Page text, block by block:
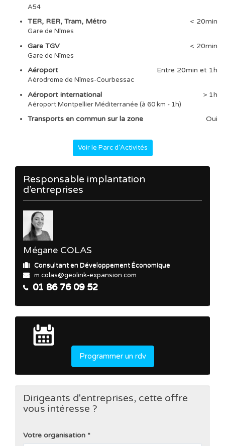
A54
TER, RER, Tram, Métro < 20min
Gare de Nîmes
Gare TGV < 20min
Gare de Nîmes
Aéroport Entre 20min et 1h
Aérodrome de Nîmes-Courbessac
Aéroport international > 1h
Aéroport Montpellier Méditerranée (à 60 km - 1h)
Transports en commun sur la zone Oui
Voir le Parc d'Activités
Responsable implantation
d’entreprises
Mégane COLAS
Consultant en Développement Économique
m.colas@geolink-expansion.com
01 86 76 09 52
Programmer un rdv
Dirigeants d'entreprises, cette offre
vous intéresse ?
Votre organisation